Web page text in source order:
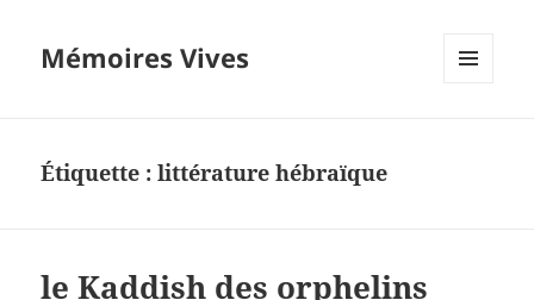
Mémoires Vives
Étiquette :littérature hébraïque
le Kaddish des orphelins